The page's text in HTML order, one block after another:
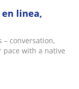
en linea,
– conversation,
pace with a native